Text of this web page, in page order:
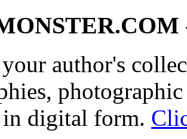
your author's
digital form.